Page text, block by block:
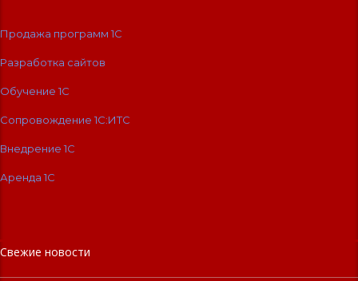
Продажа программ 1С
Разработка сайтов
Обучение 1С
Сопровождение 1C:ИТС
Внедрение 1С
Аренда 1С
Свежие новости